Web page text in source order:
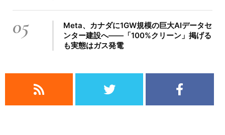
05
Meta、カナダに1GW規模の巨大AIデータセ
ンター建設へ――「100%クリーン」掲げる
も実態はガス発電